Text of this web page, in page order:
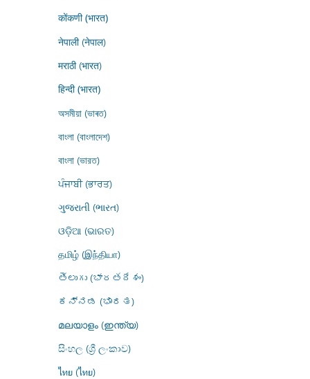
कोंकणी (भारत)
नेपाली (नेपाल)
मराठी (भारत)
हिन्दी (भारत)
অসমীয়া (ভাৰত)
বাংলা (বাংলাদেশ)
বাংলা (ভারত)
ਪੰਜਾਬੀ (ਭਾਰਤ)
ગુજરાતી (ભારત)
ଓଡ଼ିଆ (ଭାରତ)
தமிழ் (இந்தியா)
తెలుగు (భారతదేశం)
ಕನ್ನಡ (ಭಾರತ)
മലയാളം (ഇന്ത്യ)
සිංහල (ශ්‍රී ලංකාව)
ไทย (ไทย)